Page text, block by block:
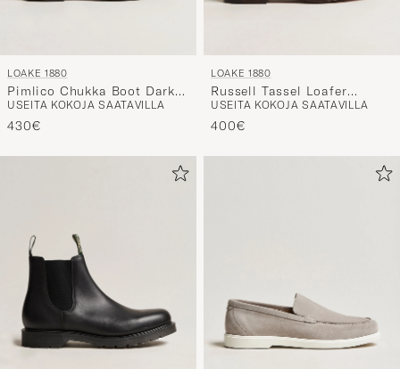
LOAKE 1880
Pimlico Chukka Boot Dark
Brown Calf
USEITA KOKOJA SAATAVILLA
430€
LOAKE 1880
Russell Tassel Loafer
Chocolate Brown Suede
USEITA KOKOJA SAATAVILLA
400€